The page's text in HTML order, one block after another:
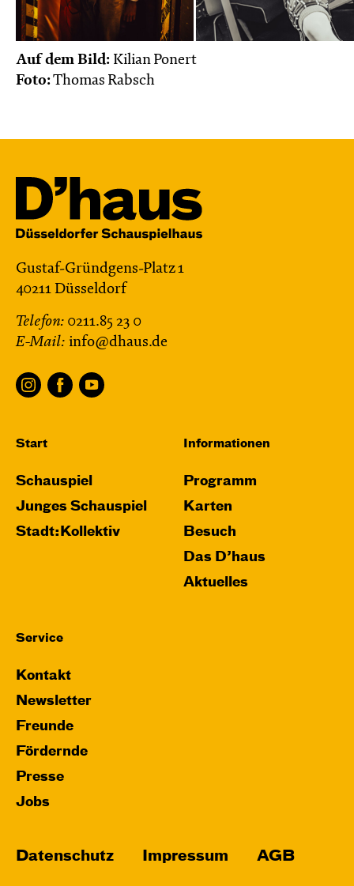
Auf dem Bild: Kilian Ponert
Foto:Thomas Rabsch
Gustaf-Gründgens-Platz 1
40211 Düsseldorf
Telefon: 0211.85 23 0
E-Mail: info@dhaus.de
Start
Schauspiel
Junges Schauspiel
Stadt:Kollektiv
Informationen
Programm
Karten
Besuch
Das D’haus
Aktuelles
Service
Kontakt
Newsletter
Freunde
Fördernde
Presse
Jobs
Datenschutz Impressum AGB